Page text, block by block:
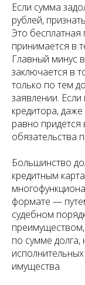
Если сумма
рублей,
Это
принимается в
Главный минус
заключается в
только по тем
заявлении.
кредитора,
равно
обязательства
Большинство
кредитным
формате —
судебном
преимуществом,
по сумме
имущества.